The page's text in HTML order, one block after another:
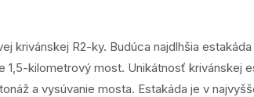
krivánskej R2-ky. Budúca najdlhšia
1,5-kilometrový most. Unikátnosť krivánskej
a vysúvanie mosta. Estakáda je v